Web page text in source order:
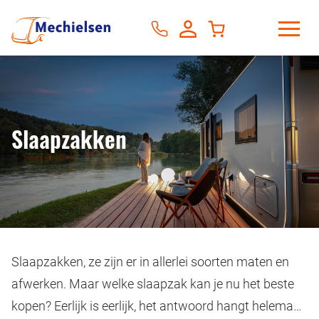
Slaapzakken
Slaapzakken, ze zijn er in allerlei soorten maten en
afwerken. Maar welke slaapzak kan je nu het beste
kopen? Eerlijk is eerlijk, het antwoord hangt helemaal